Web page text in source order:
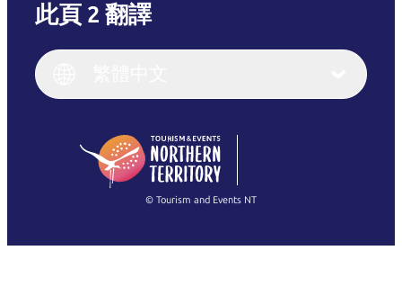
此頁 2 翻譯
English (US)
English
(Singapore)
Français
繁體中文
© Tourism and Events NT